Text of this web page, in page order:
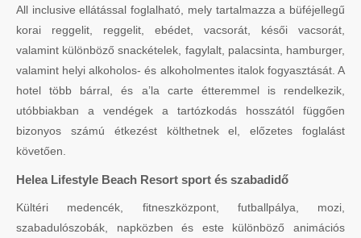
All inclusive ellátással foglalható, mely tartalmazza a büféjellegű
korai reggelit, reggelit, ebédet, vacsorát, késői vacsorát,
valamint különböző snackételek, fagylalt, palacsinta, hamburger,
valamint helyi alkoholos- és alkoholmentes italok fogyasztását. A
hotel több bárral, és a’la carte étteremmel is rendelkezik,
utóbbiakban a vendégek a tartózkodás hosszától függően
bizonyos számú étkezést költhetnek el, előzetes foglalást
követően.
Helea Lifestyle Beach Resort sport és szabadidő
Kültéri medencék, fitneszközpont, futballpálya, mozi,
szabadulószobák, napközben és este különböző animációs